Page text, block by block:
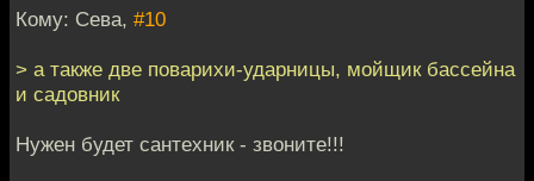
Кому: Сева, #10
> а также две поварихи-ударницы, мойщик бассейна
и садовник
Нужен будет сантехник - звоните!!!